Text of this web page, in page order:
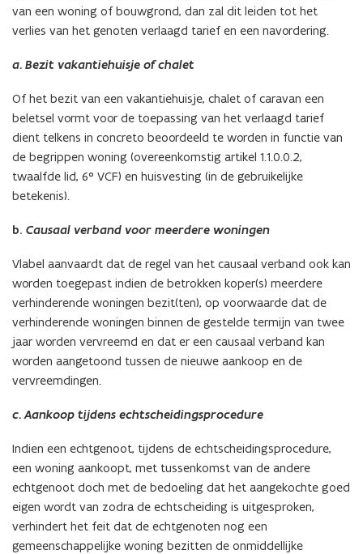
van een woning of bouwgrond, dan zal dit leiden tot het
verlies van het genoten verlaagd tarief en een navordering.
a. Bezit vakantiehuisje of chalet
Of het bezit van een vakantiehuisje, chalet of caravan een
beletsel vormt voor de toepassing van het verlaagd tarief
dient telkens in concreto beoordeeld te worden in functie van
de begrippen woning (overeenkomstig artikel 1.1.0.0.2,
twaalfde lid, 6° VCF) en huisvesting (in de gebruikelijke
betekenis).
b. Causaal verband voor meerdere woningen
Vlabel aanvaardt dat de regel van het causaal verband ook kan
worden toegepast indien de betrokken koper(s) meerdere
verhinderende woningen bezit(ten), op voorwaarde dat de
verhinderende woningen binnen de gestelde termijn van twee
jaar worden vervreemd en dat er een causaal verband kan
worden aangetoond tussen de nieuwe aankoop en de
vervreemdingen.
c. Aankoop tijdens echtscheidingsprocedure
Indien een echtgenoot, tijdens de echtscheidingsprocedure,
een woning aankoopt, met tussenkomst van de andere
echtgenoot doch met de bedoeling dat het aangekochte goed
eigen wordt van zodra de echtscheiding is uitgesproken,
verhindert het feit dat de echtgenoten nog een
gemeenschappelijke woning bezitten de onmiddellijke